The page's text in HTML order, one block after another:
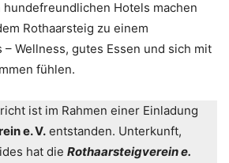
Hotels machen
Rothaarsteig zu einem
Wellness, gutes Essen und sich mit
fühlen.
ist im Rahmen einer Einladung
e. V. entstanden. Unterkunft,
hat die Rothaarsteigverein e.